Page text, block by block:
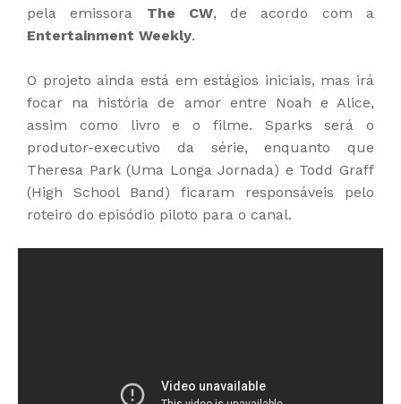
pela emissora The CW, de acordo com a
Entertainment Weekly.
O projeto ainda está em estágios iniciais, mas irá
focar na história de amor entre Noah e Alice,
assim como livro e o filme. Sparks será o
produtor-executivo da série, enquanto que
Theresa Park (Uma Longa Jornada) e Todd Graff
(High School Band) ficaram responsáveis pelo
roteiro do episódio piloto para o canal.